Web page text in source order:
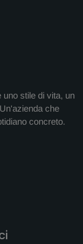
uno stile di vita, un
che
concreto.